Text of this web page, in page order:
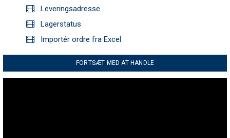
Leveringsadresse
Lagerstatus
Importér ordre fra Excel